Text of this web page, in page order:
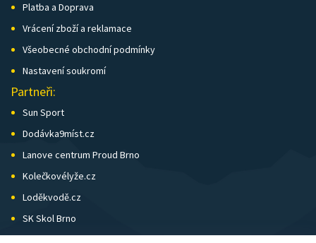
Platba a Doprava
Vrácení zboží a reklamace
Všeobecné obchodní podmínky
Nastavení soukromí
Partneři:
Sun Sport
Dodávka9míst.cz
Lanove centrum Proud Brno
Kolečkovélyže.cz
Loděkvodě.cz
SK Skol Brno
Biatlon Brno